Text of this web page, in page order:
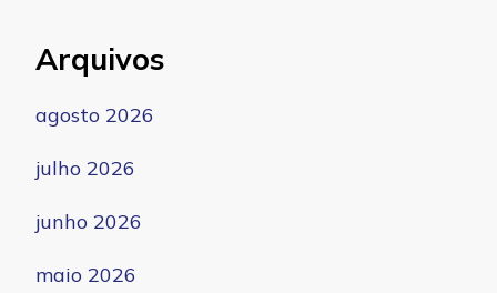
Arquivos
agosto 2026
julho 2026
junho 2026
maio 2026